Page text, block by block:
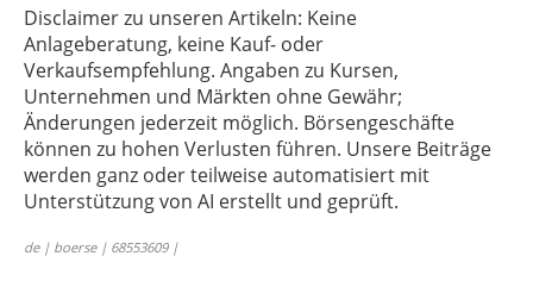
Disclaimer zu unseren Artikeln: Keine
Anlageberatung, keine Kauf- oder
Verkaufsempfehlung. Angaben zu Kursen,
Unternehmen und Märkten ohne Gewähr;
Änderungen jederzeit möglich. Börsengeschäfte
können zu hohen Verlusten führen. Unsere Beiträge
werden ganz oder teilweise automatisiert mit
Unterstützung von AI erstellt und geprüft.
de | boerse | 68553609 |